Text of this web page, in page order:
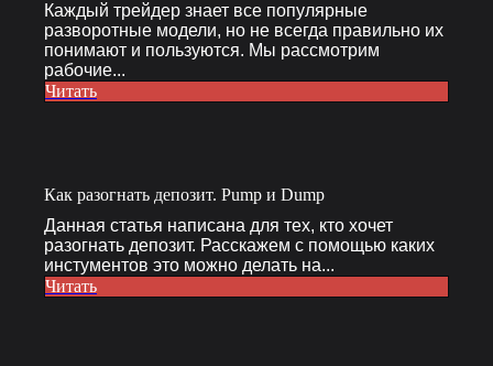
Каждый трейдер знает все популярные
разворотные модели, но не всегда правильно их
понимают и пользуются. Мы рассмотрим
рабочие...
Читать
Как разогнать депозит. Pump и Dump
Данная статья написана для тех, кто хочет
разогнать депозит. Расскажем с помощью каких
инстументов это можно делать на...
Читать